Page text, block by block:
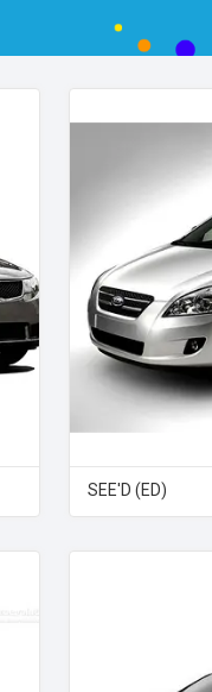
SEE'D (ED)